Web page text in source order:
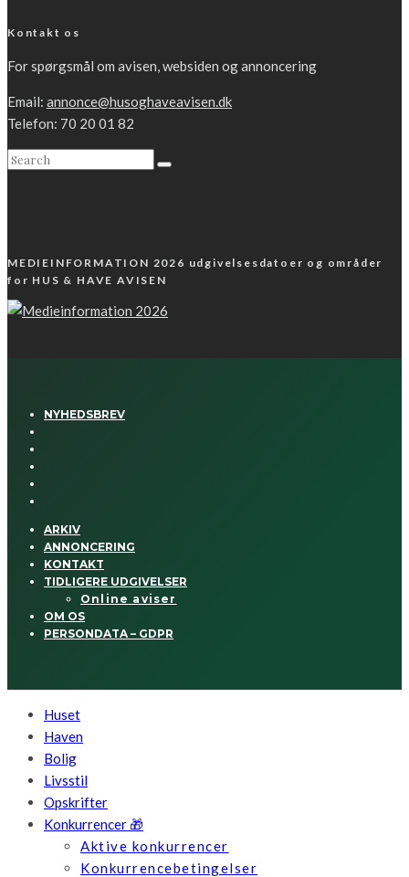
Kontakt os
For spørgsmål om avisen, websiden og annoncering
Email: annonce@husoghaveavisen.dk
Telefon: 70 20 01 82
MEDIEINFORMATION 2026 udgivelsesdatoer og områder
for HUS & HAVE AVISEN
NYHEDSBREV
ARKIV
ANNONCERING
KONTAKT
TIDLIGERE UDGIVELSER
Online aviser
OM OS
PERSONDATA – GDPR
Huset
Haven
Bolig
Livsstil
Opskrifter
Konkurrencer 🎁
Aktive konkurrencer
Konkurrencebetingelser